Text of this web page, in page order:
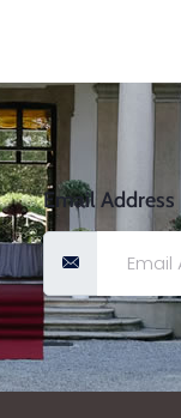
Email Address